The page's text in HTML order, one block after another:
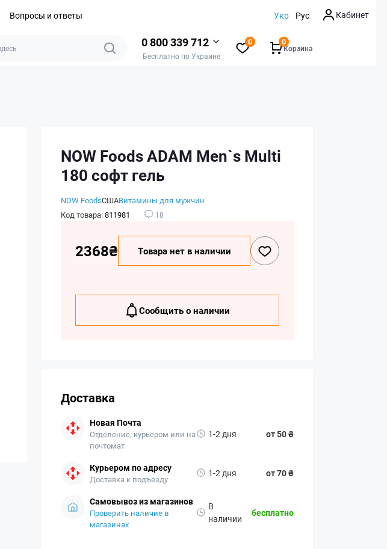
Вопросы и ответы Укр Рус Кабинет
0 800 339 712
Бесплатно по Украине
0
Корзина
0
NOW Foods ADAM Men`s Multi
180 софт гель
NOW FoodsСШАВитамины для мужчин
Код товара:811981 18
2368₴ Товара нет в наличии
Сообщить о наличии
Доставка
Новая Почта
Отделение, курьером или на
почтомат
1-2 дня от 50 ₴
Курьером по адресу
Доставка к подъезду
1-2 дня от 70 ₴
Самовывоз из магазинов
Проверить наличие в
магазинах
В
наличии
бесплатно